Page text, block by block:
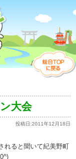
大会
投稿日:2011年12月18日
れると聞いて紀美野町